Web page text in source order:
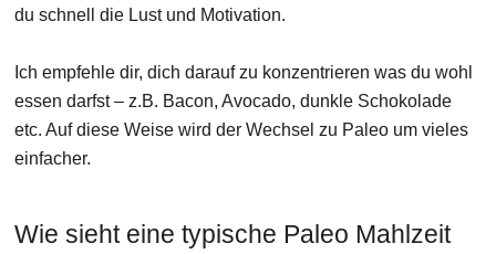
du schnell die Lust und Motivation.
Ich empfehle dir, dich darauf zu konzentrieren was du wohl
essen darfst – z.B. Bacon, Avocado, dunkle Schokolade
etc. Auf diese Weise wird der Wechsel zu Paleo um vieles
einfacher.
Wie sieht eine typische Paleo Mahlzeit